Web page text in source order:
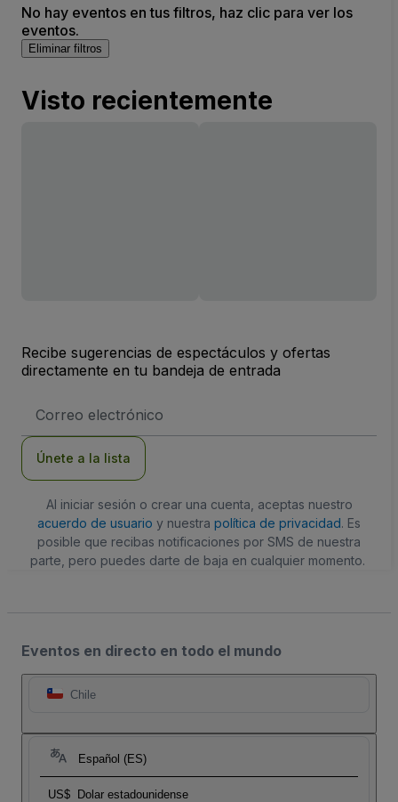
No hay eventos en tus filtros, haz clic para ver los
eventos.
Eliminar filtros
Visto recientemente
Recibe sugerencias de espectáculos y ofertas
directamente en tu bandeja de entrada
de
Únete a la lista
Al iniciar sesión o crear una cuenta, aceptas nuestro
acuerdo de usuario y nuestra política de privacidad. Es
posible que recibas notificaciones por SMS de nuestra
parte, pero puedes darte de baja en cualquier momento.
Eventos en directo en todo el mundo
Chile
Español (ES)
US$ Dolar estadounidense